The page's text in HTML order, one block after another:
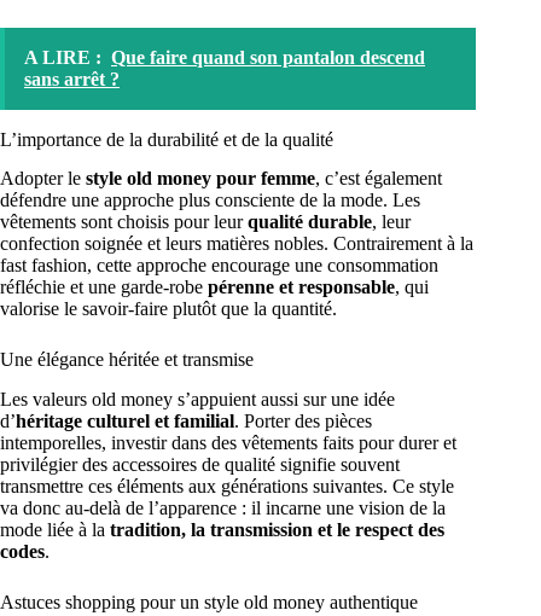
A LIRE : Que faire quand son pantalon descend
sans arrêt ?
L’importance de la durabilité et de la qualité
Adopter le style old money pour femme, c’est également
défendre une approche plus consciente de la mode. Les
vêtements sont choisis pour leurqualité durable, leur
confection soignée et leurs matières nobles. Contrairement à la
fast fashion, cette approche encourage une consommation
réfléchie et une garde-robe pérenne et responsable, qui
valorise le savoir-faire plutôt que la quantité.
Une élégance héritée et transmise
Les valeurs old money s’appuient aussi sur une idée
d’héritage culturel et familial. Porter des pièces
intemporelles, investir dans des vêtements faits pour durer et
privilégier des accessoires de qualité signifie souvent
transmettre ces éléments aux générations suivantes. Ce style
va donc au-delà de l’apparence : il incarne une vision de la
mode liée à la tradition, la transmission et le respect des
codes.
Astuces shopping pour un style old money authentique